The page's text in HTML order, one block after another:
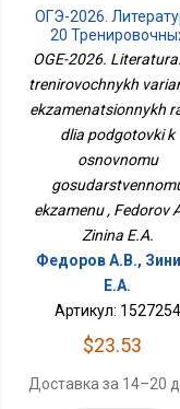
ОГЭ-2026.
20
Вариантов
Работ Для
Основному
Государственному
Экзамену
OGE-2026.
trenirovochnykh
ekzamenatsionnykh
dlia podgotovki k
osnovnomu
ekzamenu , Fedorov
Zinina E.A.
Федоров А.В.,
Е.А.
Артикул: 1527254
$23.53
Доставка за 14–20